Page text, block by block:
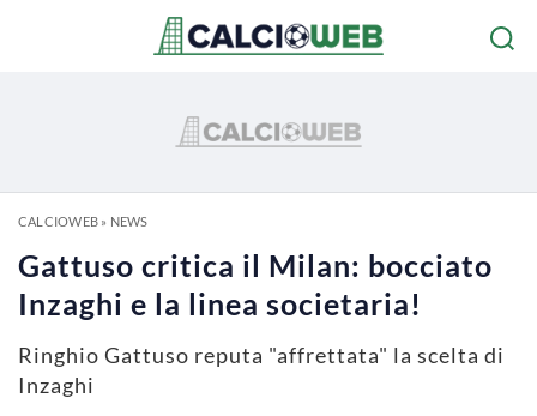
CALCIOWEB» NEWS
Gattuso critica il Milan: bocciato
Inzaghi e la linea societaria!
Ringhio Gattuso reputa "affrettata" la scelta di
Inzaghi